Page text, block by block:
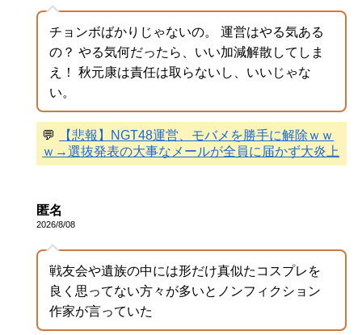
チョンボばかりじゃないの。 運営はやる気ある
の？ やる気何だったら、いい加減解散してしま
え！ 秋元康は責任は取らないし、いいじゃな
い。
💬
【悲報】NGT48運営、モバメを勝手に解除ｗｗ
ｗ→選抜発表の大事なメールが全員に届かず大炎上
匿名
2026/8/08
戦友会や遺族の中には形だけ真似たコスプレを
良く思ってない方々が多いとノンフィクション
作家が言っていた